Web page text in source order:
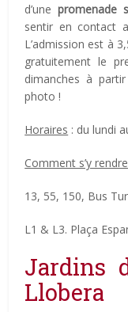
d’unepromenade
sentir en contact
L’admission est à
gratuitement le
dimanches à
photo !
Horaires : du lundi
Comment s’y rendre
13, 55, 150, Bus
L1 & L3. Plaça
Jardins
Llobera